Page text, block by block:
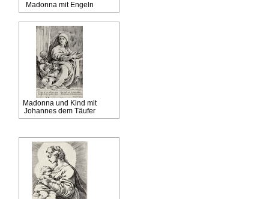
Madonna mit Engeln
Madonna und Kind mit
Johannes dem Täufer